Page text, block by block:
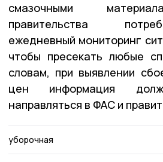
смазочными
правительства
ежедневный мониторинг
чтобы пресекать любые
словам, при выявлении
цен информация
направляться в ФАС и
уборочная